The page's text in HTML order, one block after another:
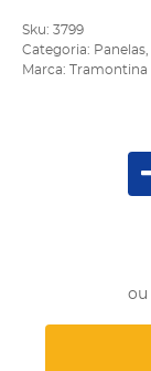
Sku: 3799
Categoria: Panelas
Marca:
Tramontina